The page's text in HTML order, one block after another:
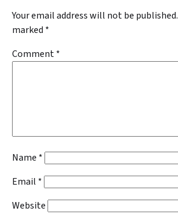
Your email address will not be published.
marked *
Comment*
Name *
Email *
Website